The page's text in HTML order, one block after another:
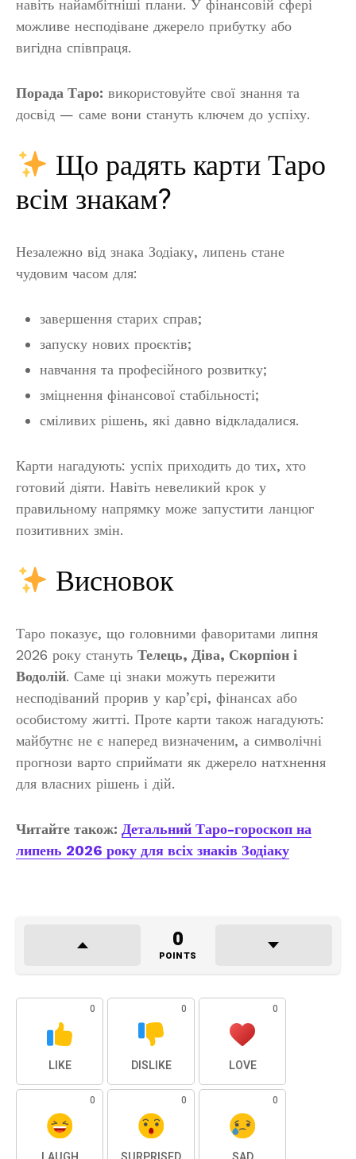
навіть найамбітніші плани. У фінансовій сфері
можливе несподіване джерело прибутку або
вигідна співпраця.
Порада Таро: використовуйте свої знання та
досвід — саме вони стануть ключем до успіху.
Що радять карти Таро
всім знакам?
Незалежно від знака Зодіаку, липень стане
чудовим часом для:
завершення старих справ;
запуску нових проєктів;
навчання та професійного розвитку;
зміцнення фінансової стабільності;
сміливих рішень, які давно відкладалися.
Карти нагадують: успіх приходить до тих, хто
готовий діяти. Навіть невеликий крок у
правильному напрямку може запустити ланцюг
позитивних змін.
Висновок
Таро показує, що головними фаворитами липня
2026 року стануть Телець, Діва, Скорпіон і
Водолій. Саме ці знаки можуть пережити
несподіваний прорив у кар’єрі, фінансах або
особистому житті. Проте карти також нагадують:
майбутнє не є наперед визначеним, а символічні
прогнози варто сприймати як джерело натхнення
для власних рішень і дій.
Читайте також: Детальний Таро-гороскоп на
липень 2026 року для всіх знаків Зодіаку
0
POINTS
0
LIKE
0
DISLIKE
0
LOVE
0 0 0